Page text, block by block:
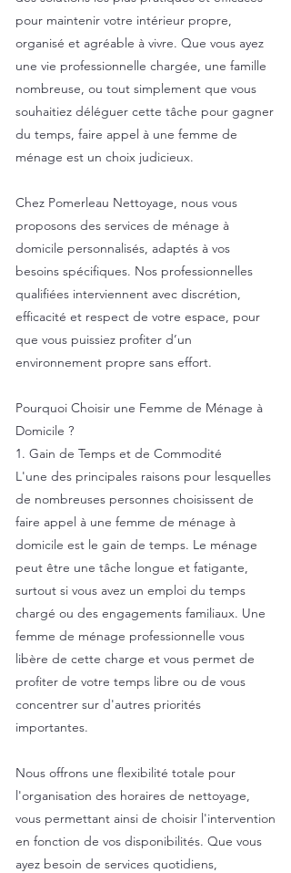
pour maintenir votre intérieur propre,
organisé et agréable à vivre. Que vous ayez
une vie professionnelle chargée, une famille
nombreuse, ou tout simplement que vous
souhaitiez déléguer cette tâche pour gagner
du temps, faire appel à une femme de
ménage est un choix judicieux.
Chez Pomerleau Nettoyage, nous vous
proposons des services de ménage à
domicile personnalisés, adaptés à vos
besoins spécifiques. Nos professionnelles
qualifiées interviennent avec discrétion,
efficacité et respect de votre espace, pour
que vous puissiez profiter d’un
environnement propre sans effort.
Pourquoi Choisir une Femme de Ménage à
Domicile ?
1. Gain de Temps et de Commodité
L'une des principales raisons pour lesquelles
de nombreuses personnes choisissent de
faire appel à une femme de ménage à
domicile est le gain de temps. Le ménage
peut être une tâche longue et fatigante,
surtout si vous avez un emploi du temps
chargé ou des engagements familiaux. Une
femme de ménage professionnelle vous
libère de cette charge et vous permet de
profiter de votre temps libre ou de vous
concentrer sur d'autres priorités
importantes.
Nous offrons une flexibilité totale pour
l'organisation des horaires de nettoyage,
vous permettant ainsi de choisir l'intervention
en fonction de vos disponibilités. Que vous
ayez besoin de services quotidiens,